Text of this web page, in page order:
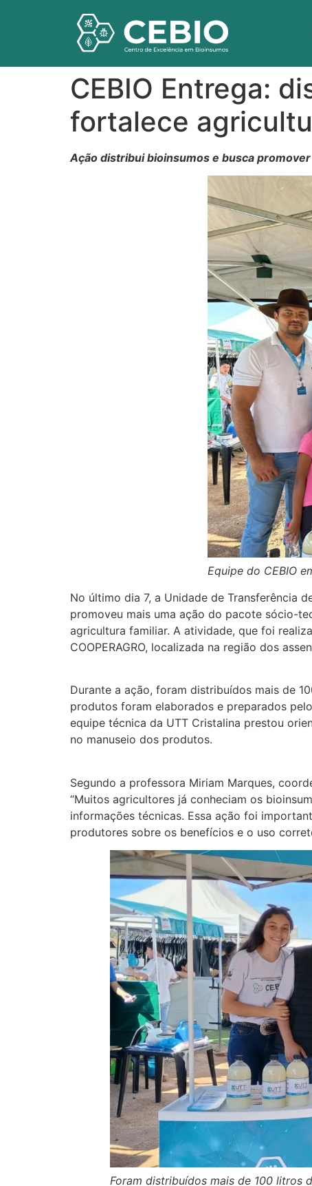
CEBIO Entrega:
fortalece
Ação distribui bioinsumos e busca
Equipe do CEBIO
No último dia 7, a Unidade de Transferência
promoveu mais uma ação do pacote sócio-
agricultura familiar. A atividade, que foi
COOPERAGRO, localizada na região dos
Durante a ação, foram distribuídos mais de
produtos foram elaborados e preparados
equipe técnica da UTT Cristalina prestou
no manuseio dos produtos.
Segundo a professora Miriam Marques,
“Muitos agricultores já conheciam os
informações técnicas. Essa ação foi
produtores sobre os benefícios e o uso
Foram distribuídos mais de 100 litros